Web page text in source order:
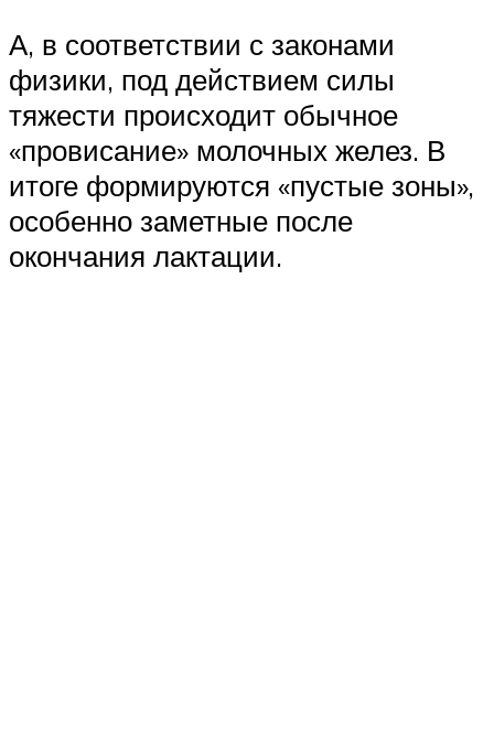
А, в соответствии с законами
физики, под действием силы
тяжести происходит обычное
«провисание» молочных желез. В
итоге формируются «пустые зоны»,
особенно заметные после
окончания лактации.